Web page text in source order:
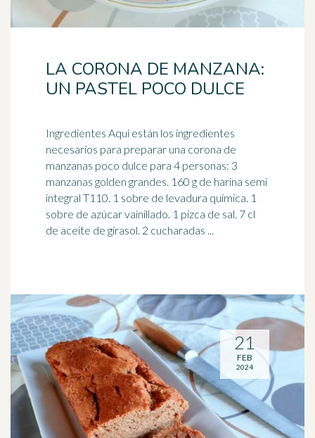
LA CORONA DE MANZANA:
UN PASTEL POCO DULCE
Ingredientes Aquí están los ingredientes
necesarios para preparar una corona de
manzanas poco dulce para 4 personas: 3
manzanas golden grandes. 160 g de harina semi
integral T110. 1 sobre de levadura química. 1
sobre de azúcar vainillado. 1 pizca de sal. 7 cl
de aceite de girasol. 2 cucharadas ...
21
FEB
2024